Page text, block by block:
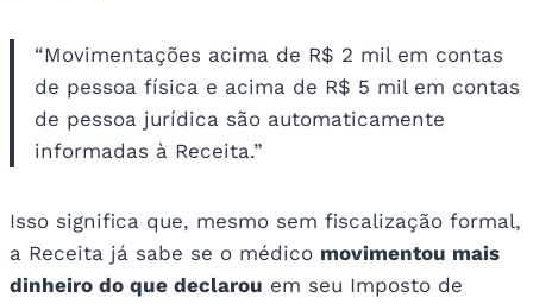
“Movimentações acima de R$ 2 mil em contas
de pessoa física e acima de R$ 5 mil em contas
de pessoa jurídica são automaticamente
informadas à Receita.”
Isso significa que, mesmo sem fiscalização formal,
a Receita já sabe se o médico movimentou mais
dinheiro do que declarou em seu Imposto de